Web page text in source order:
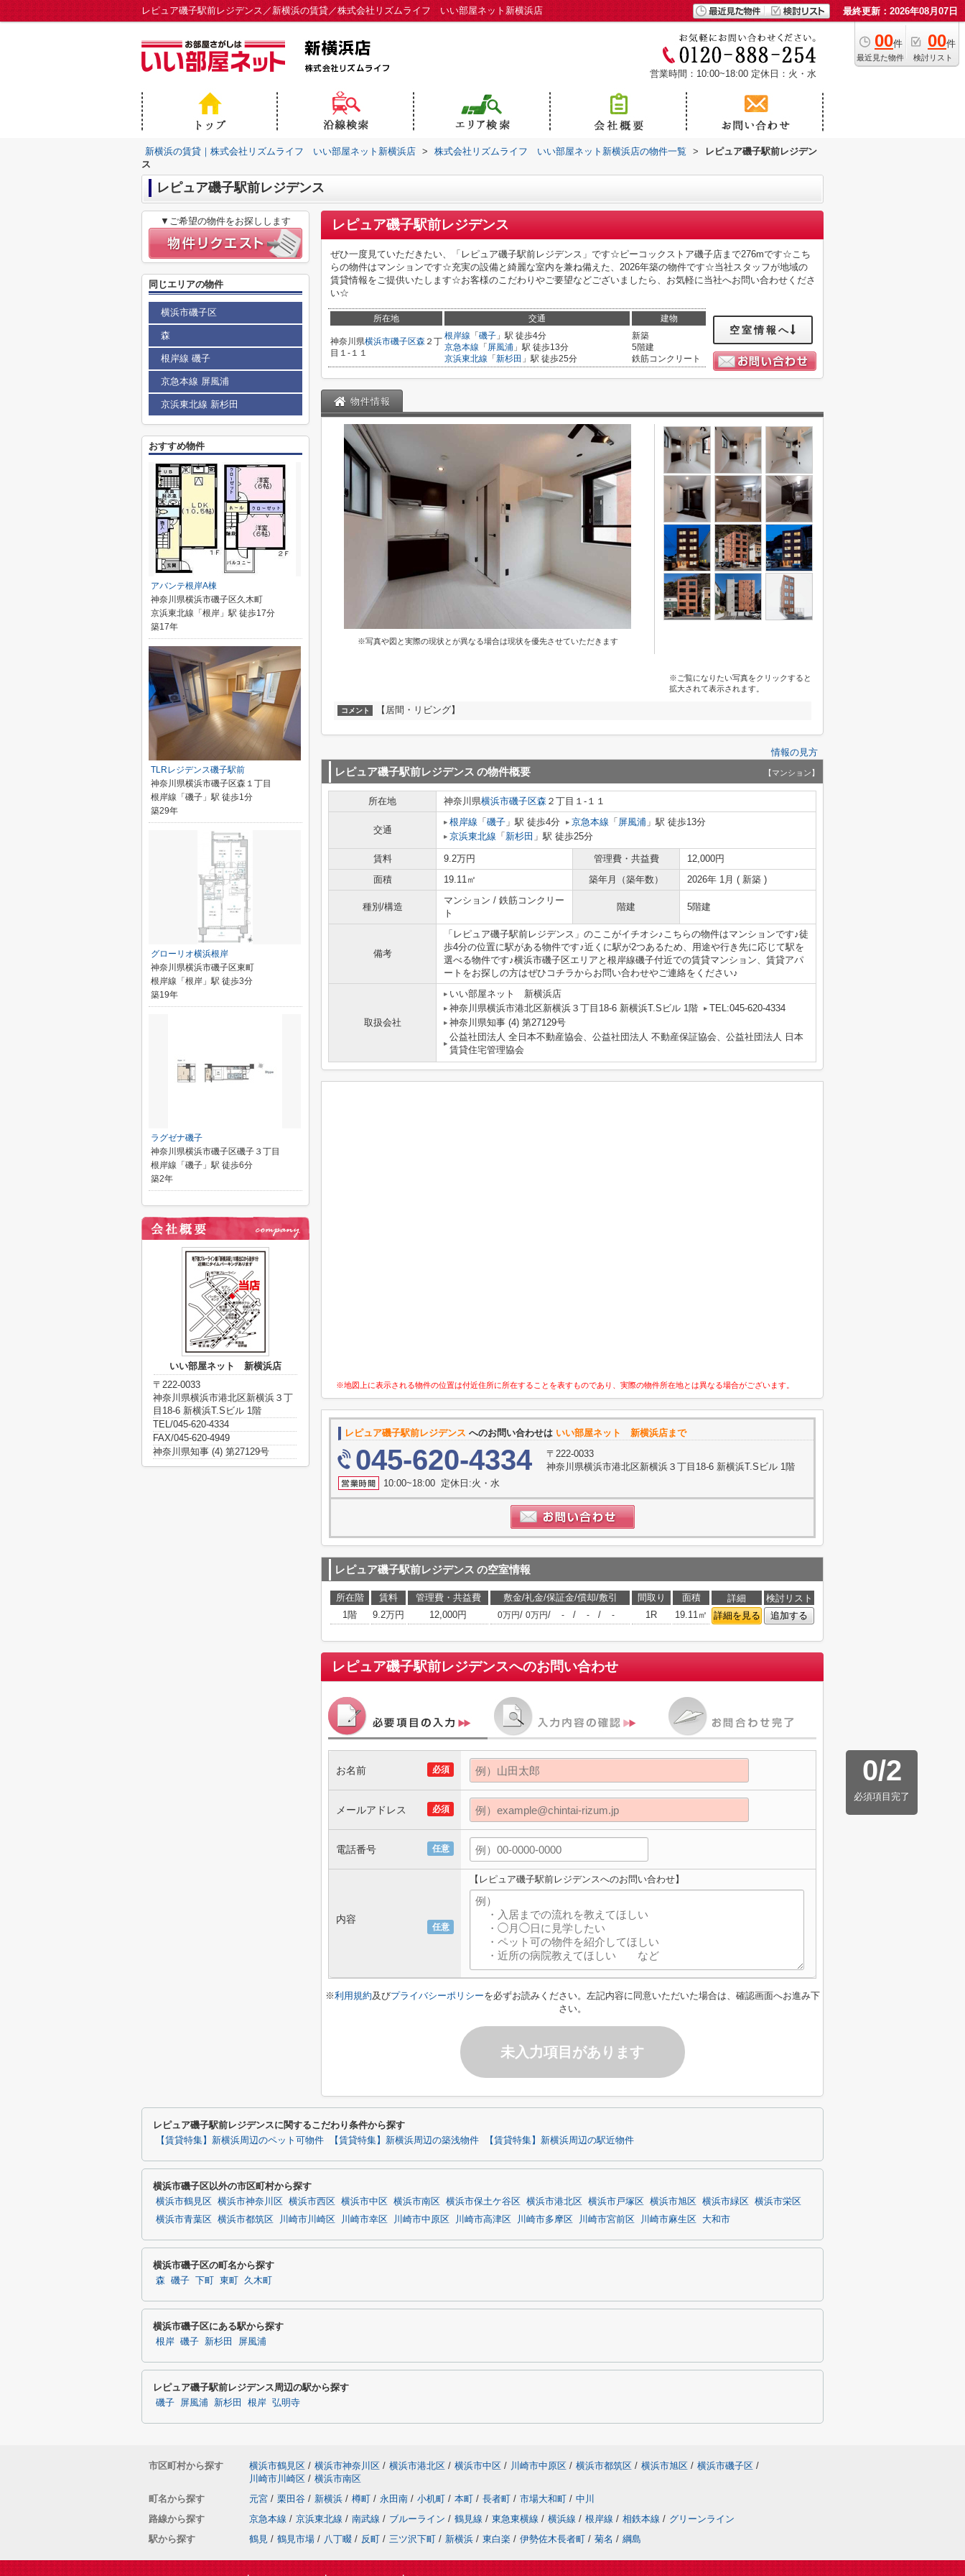
レピュア磯子駅前レジデンス／新横浜の賃貸／株式会社リズムライフ いい部屋ネット新横浜店 最終更新：2026年08月07日
00件
最近見た物件
00件
検討リスト
営業時間：10:00~18:00 定休日：火・水
新横浜の賃貸｜株式会社リズムライフ いい部屋ネット新横浜店 > 株式会社リズムライフ いい部屋ネット新横浜店の物件一覧 >
レピュア磯子駅前レジデン
ス
レピュア磯子駅前レジデンス
レピュア磯子駅前レジデンス
ぜひ一度見ていただきたい、「レピュア磯子駅前レジデンス」です☆ピーコックストア磯子店まで276mです☆こち
らの物件はマンションです☆充実の設備と綺麗な室内を兼ね備えた、2026年築の物件です☆当社スタッフが地域の
賃貸情報をご提供いたします☆お客様のこだわりやご要望などございましたら、お気軽に当社へお問い合わせくださ
い☆
所在地 交通 建物
神奈川県横浜市磯子区森 ２丁
目１-１１
根岸線 「 磯子 」駅 徒歩4分
京急本線 「 屏風浦 」駅 徒歩13分
京浜東北線 「 新杉田 」駅 徒歩25分
新築
5階建
鉄筋コンクリート
空室情報へ
物件情報
※写真や図と実際の現状とが異なる場合は現状を優先させていただきます
※ご覧になりたい写真をクリックすると
拡大されて表示されます。
コメント 【居間・リビング】
情報の見方
レピュア磯子駅前レジデンス の物件概要 【マンション】
所在地 神奈川県横浜市磯子区森 ２丁目１-１１
交通
根岸線 「 磯子 」駅 徒歩4分 京急本線 「 屏風浦 」駅 徒歩13分
京浜東北線 「 新杉田 」駅 徒歩25分
賃料 9.2万円 管理費・共益費
12,000円
面積
19.11㎡ 築年月（築年数） 2026年 1月 ( 新築 )
種別/構造
マンション / 鉄筋コンクリー
ト
階建 5階建
備考
「レピュア磯子駅前レジデンス」のここがイチオシ♪こちらの物件はマンションです♪徒
歩4分の位置に駅がある物件です♪近くに駅が2つあるため、用途や行き先に応じて駅を
選べる物件です♪横浜市磯子区エリアと根岸線磯子付近での賃貸マンション、賃貸アパ
ートをお探しの方はぜひコチラからお問い合わせやご連絡をください♪
取扱会社
いい部屋ネット 新横浜店
神奈川県横浜市港北区新横浜３丁目18-6 新横浜T.Sビル 1階
TEL:045-620-4334
神奈川県知事 (4) 第27129号
公益社団法人 全日本不動産協会、公益社団法人 不動産保証協会、公益社団法人 日本
賃貸住宅管理協会
※地図上に表示される物件の位置は付近住所に所在することを表すものであり、実際の物件所在地とは異なる場合がございます。
レピュア磯子駅前レジデンス へのお問い合わせは いい部屋ネット 新横浜店まで
045-620-4334
〒222-0033
神奈川県横浜市港北区新横浜３丁目18-6 新横浜T.Sビル 1階
10:00~18:00 定休日:火・水
レピュア磯子駅前レジデンス の空室情報
所在階 賃料 管理費・共益費 敷金/礼金/保証金/償却/敷引 間取り 面積 詳細
検討リスト
1階
9.2万円 12,000円 0万円/ 0万円/ - / - / - 1R 19.11㎡ 詳細を見る 追加する
レピュア磯子駅前レジデンスへのお問い合わせ
0/2
必須項目完了
必須
お名前
必須
メールアドレス
任意
電話番号
任意
内容
【レピュア磯子駅前レジデンスへのお問い合わせ】
※利用規約及びプライバシーポリシーを必ずお読みください。左記内容に同意いただいた場合は、確認画面へお進み下
さい。
未入力項目があります
▼ご希望の物件をお探しします
同じエリアの物件
横浜市磯子区
森
根岸線 磯子
京急本線 屏風浦
京浜東北線 新杉田
おすすめ物件
アバンテ根岸A棟
神奈川県横浜市磯子区久木町
京浜東北線「根岸」駅 徒歩17分
築17年
TLRレジデンス磯子駅前
神奈川県横浜市磯子区森１丁目
根岸線「磯子」駅 徒歩1分
築29年
グローリオ横浜根岸
神奈川県横浜市磯子区東町
根岸線「根岸」駅 徒歩3分
築19年
ラグゼナ磯子
神奈川県横浜市磯子区磯子３丁目
根岸線「磯子」駅 徒歩6分
築2年
いい部屋ネット 新横浜店
〒222-0033
神奈川県横浜市港北区新横浜３丁
目18-6 新横浜T.Sビル 1階
TEL/045-620-4334
FAX/045-620-4949
神奈川県知事 (4) 第27129号
レピュア磯子駅前レジデンスに関するこだわり条件から探す
【賃貸特集】新横浜周辺のペット可物件 【賃貸特集】新横浜周辺の築浅物件 【賃貸特集】新横浜周辺の駅近物件
横浜市磯子区以外の市区町村から探す
横浜市鶴見区 横浜市神奈川区 横浜市西区 横浜市中区 横浜市南区 横浜市保土ケ谷区 横浜市港北区 横浜市戸塚区 横浜市旭区 横浜市緑区
横浜市栄区
横浜市青葉区
横浜市都筑区 川崎市川崎区 川崎市幸区 川崎市中原区 川崎市高津区 川崎市多摩区 川崎市宮前区 川崎市麻生区 大和市
横浜市磯子区の町名から探す
森 磯子 下町 東町 久木町
横浜市磯子区にある駅から探す
根岸 磯子 新杉田 屏風浦
レピュア磯子駅前レジデンス周辺の駅から探す
磯子 屏風浦 新杉田 根岸 弘明寺
市区町村から探す 横浜市鶴見区 / 横浜市神奈川区 / 横浜市港北区 / 横浜市中区 / 川崎市中原区 / 横浜市都筑区 / 横浜市旭区 / 横浜市磯子区 /
川崎市川崎区 / 横浜市南区
町名から探す
元宮 / 栗田谷 / 新横浜 / 樽町 / 永田南 / 小机町 / 本町 / 長者町 / 市場大和町 / 中川
路線から探す
京急本線 / 京浜東北線 / 南武線 / ブルーライン / 鶴見線 / 東急東横線 / 横浜線 / 根岸線 / 相鉄本線 / グリーンライン
駅から探す
鶴見 / 鶴見市場 / 八丁畷 / 反町 / 三ツ沢下町 / 新横浜 / 東白楽 / 伊勢佐木長者町 / 菊名 / 綱島